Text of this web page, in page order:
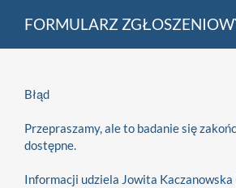
FORMULARZ
Błąd
Przepraszamy, ale to badanie się
dostępne.
Informacji udziela Jowita Kaczanowska